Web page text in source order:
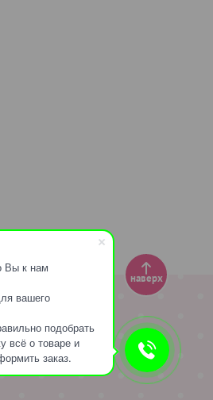
Вы к нам
вашего
подобрать
всё о товаре и
заказ.
наверх